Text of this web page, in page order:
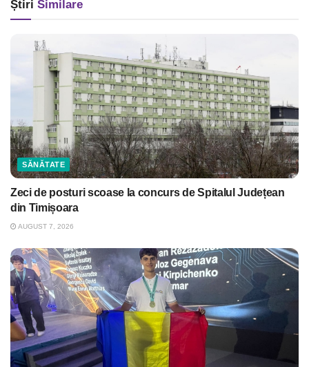
Știri Similare
SĂNĂTATE
Zeci de posturi scoase la concurs de Spitalul Județean
din Timișoara
AUGUST 7, 2026